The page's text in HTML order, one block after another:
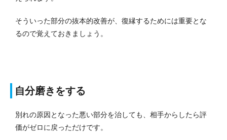
そういった部分の抜本的改善が、復縁するためには重要とな
るので覚えておきましょう。
自分磨きをする
別れの原因となった悪い部分を治しても、相手からしたら評
価がゼロに戻っただけです。